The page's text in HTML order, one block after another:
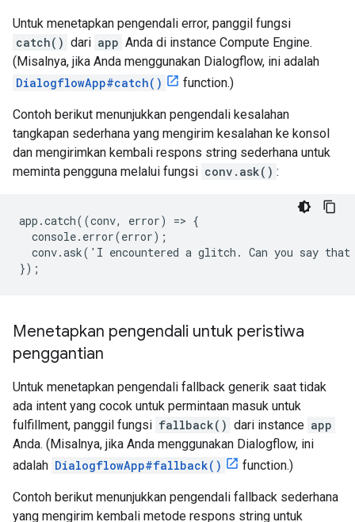
Untuk menetapkan pengendali error, panggil fungsi
catch() dari app Anda di instance Compute Engine.
(Misalnya, jika Anda menggunakan Dialogflow, ini adalah
DialogflowApp#catch()
function.)
Contoh berikut menunjukkan pengendali kesalahan
tangkapan sederhana yang mengirim kesalahan ke konsol
dan mengirimkan kembali respons string sederhana untuk
meminta pengguna melalui fungsi conv.ask() :
app.catch((conv, error) => {
  console.error(error);
conv.ask('I encountered a glitch. Can you say
});
Menetapkan pengendali untuk peristiwa
penggantian
Untuk menetapkan pengendali fallback generik saat tidak
ada intent yang cocok untuk permintaan masuk untuk
fulfillment, panggil fungsi fallback() dari instance app
Anda. (Misalnya, jika Anda menggunakan Dialogflow, ini
adalah DialogflowApp#fallback() function.)
Contoh berikut menunjukkan pengendali fallback sederhana
yang mengirim kembali metode respons string untuk